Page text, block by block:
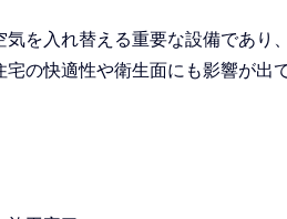
を入れ替える重要な設備であり
の快適性や衛生面にも影響が出